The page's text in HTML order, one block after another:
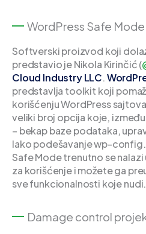
WordPress Safe Mode
Softverski proizvod koji
predstavio je Nikola Kirinčić (
Cloud Industry LLC.
predstavlja toolkit koji
korišćenju WordPress
veliki broj opcija koje,
– bekap baze podataka,
lako podešavanje wp-
Safe Mode trenutno se nalazi
za korišćenje i možete ga
sve funkcionalnosti koje nudi.
Damage control